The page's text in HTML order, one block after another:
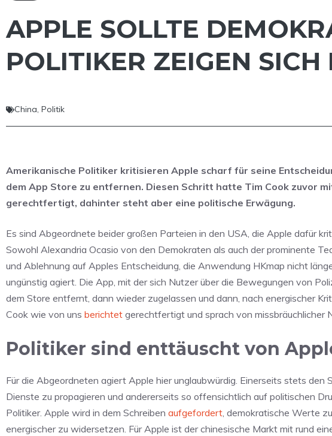
APPLE SOLLTE
POLITIKER ZEIGEN SICH
China, Politik
Amerikanische Politiker kritisieren Apple scharf für seine
dem App Store zu entfernen. Diesen Schritt hatte Tim Cook zuvor
gerechtfertigt, dahinter steht aber eine politische Erwägung.
Es sind Abgeordnete beider großen Parteien in den USA, die Apple dafür
Sowohl Alexandria Ocasio von den Demokraten als auch der prominente
und Ablehnung auf Apples Entscheidung, die Anwendung HKmap nicht
ungünstig agiert. Die App, mit der sich Nutzer über die Bewegungen von
dem Store entfernt, dann wieder zugelassen und dann, nach energischer
Cook wie von uns berichtet gerechtfertigt und sprach von missbräuchlicher
Politiker sind enttäuscht von
Für die Abgeordneten agiert Apple hier unglaubwürdig. Einerseits stets
Dienste zu propagieren und andererseits so offensichtlich auf politischen
Politiker. Apple wird in dem Schreiben aufgefordert, demokratische Werte
energischer zu widersetzen. Für Apple ist der chinesische Markt mit rund